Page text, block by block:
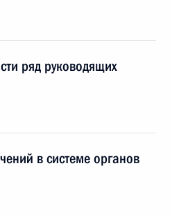
ряд руководящих
в системе органов